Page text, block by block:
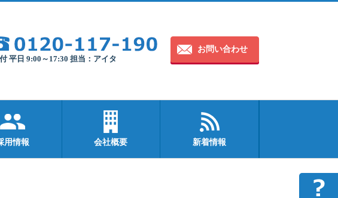
平日 9:00～17:30 担当：アイタ
お問い合わせ
用情報 会社概要 新着情報